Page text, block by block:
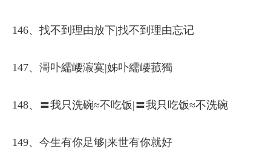
146、找不到理由放下|找不到理由忘记
147、滒卟繻崾漃寞|姊卟繻崾菰獨
148、〓我只洗碗≈不吃饭|〓我只吃饭≈不洗碗
149、今生有你足够|来世有你就好